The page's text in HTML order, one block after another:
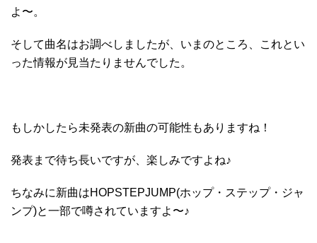
よ〜。
そして曲名はお調べしましたが、いまのところ、これとい
った情報が見当たりませんでした。
もしかしたら未発表の新曲の可能性もありますね！
発表まで待ち長いですが、楽しみですよね♪
ちなみに新曲はHOPSTEPJUMP(ホップ・ステップ・ジャ
ンプ)と一部で噂されていますよ〜♪